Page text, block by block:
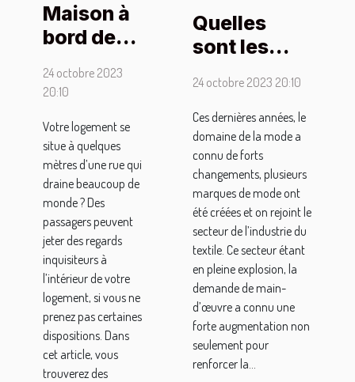
Maison à
bord de
comment
protéger
des
regards
extérieurs
?
24 octobre 2023
20:10
Votre logement se
situe à quelques
mètres d’une rue qui
draine beaucoup de
monde ? Des
passagers peuvent
jeter des regards
inquisiteurs à
l’intérieur de votre
logement, si vous ne
prenez pas certaines
dispositions. Dans
cet article, vous
trouverez des
Quelles
sont les
dispositions
à tenir pour
trouver un
emploi dans
le textile ?
24 octobre 2023 20:10
Ces dernières années, le
domaine de la mode a
connu de forts
changements, plusieurs
marques de mode ont
été créées et on rejoint le
secteur de l’industrie du
textile. Ce secteur étant
en pleine explosion, la
demande de main-
d’œuvre a connu une
forte augmentation non
seulement pour
renforcer la...